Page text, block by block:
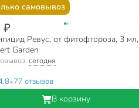
самовывоз
₽
Ревус, от фитофтороза, 3 мл,
Garden
сегодня
•77 отзывов
В корзину